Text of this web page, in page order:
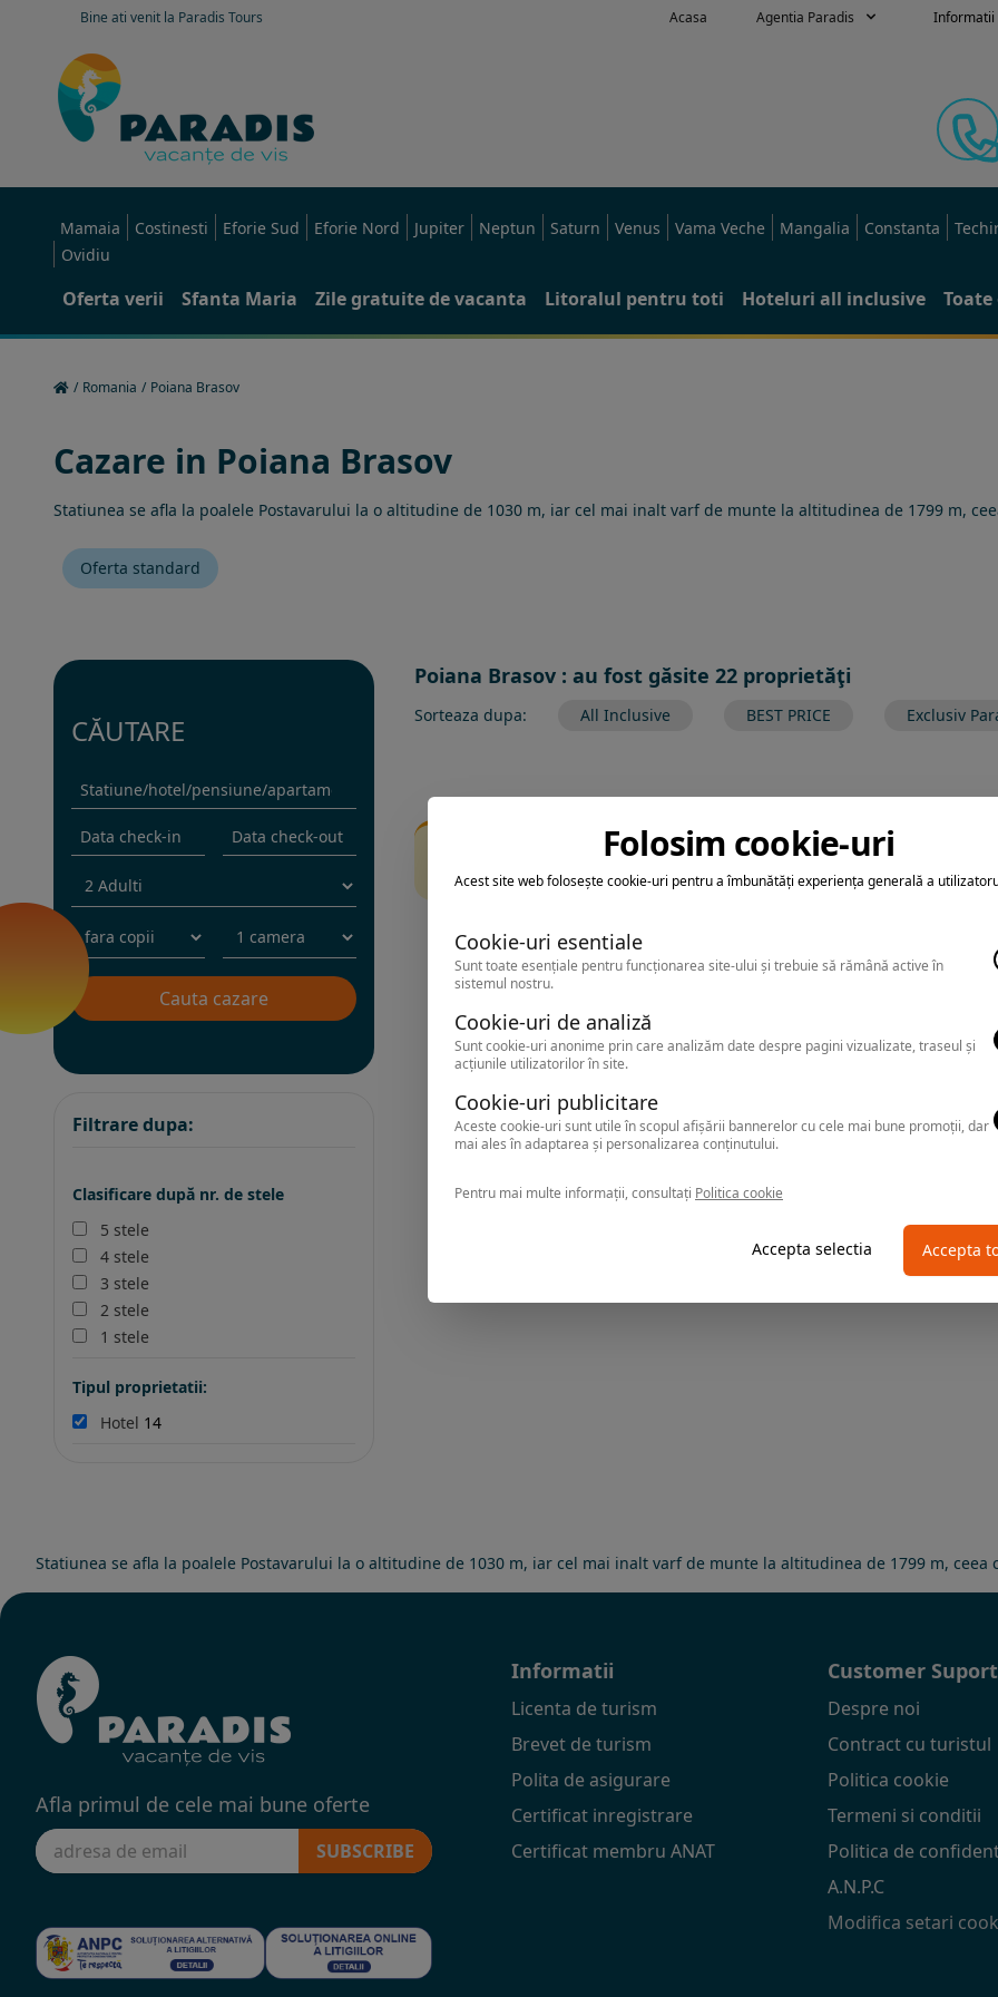
Bine ati venit la Paradis Tours Acasa Agentia Paradis Informatii
Mamaia Costinesti Eforie Sud Eforie Nord Jupiter Neptun Saturn Venus Vama Veche Mangalia Constanta
Ovidiu
Oferta verii Sfanta Maria Zile gratuite de vacanta Litoralul pentru toti Hoteluri all inclusive
/ Romania / Poiana Brasov
Cazare in Poiana Brasov
Statiunea se afla la poalele Postavarului la o altitudine de 1030 m, iar cel mai inalt varf de munte la altitudinea de 1799 m,
Oferta standard
CĂUTARE
Filtrare dupa:
Clasificare după nr. de stele
5 stele
4 stele
3 stele
2 stele
1 stele
Tipul proprietatii:
Hotel 14
Poiana Brasov : au fost găsite 22 proprietăţi
Sorteaza dupa: All Inclusive BEST PRICE Exclusiv
Filtrarea nu a returnat niciun rezultat
Incearca sa folosesti o cautarea mai generala sau alege alte fitre.
Statiunea se afla la poalele Postavarului la o altitudine de 1030 m, iar cel mai inalt varf de munte la altitudinea de 1799 m,
Afla primul de cele mai bune oferte
SUBSCRIBE
Informatii
Licenta de turism
Brevet de turism
Polita de asigurare
Certificat inregistrare
Certificat membru ANAT
Customer Suport
Despre noi
Contract cu turistul
Politica cookie
Termeni si conditii
Politica de
A.N.P.C
Modifica setari
Folosim cookie-uri
Acest site web folosește cookie-uri pentru a îmbunătăți experiența generală a
Cookie-uri esentiale
Sunt toate esențiale pentru funcționarea site-ului și trebuie să rămână active în
sistemul nostru.
Cookie-uri de analiză
Sunt cookie-uri anonime prin care analizăm date despre pagini vizualizate, traseul și
acțiunile utilizatorilor în site.
Cookie-uri publicitare
Aceste cookie-uri sunt utile în scopul afișării bannerelor cu cele mai bune promoții, dar
mai ales în adaptarea și personalizarea conținutului.
Pentru mai multe informații, consultați Politica cookie
Accepta selectia Accepta